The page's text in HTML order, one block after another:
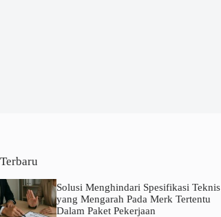
Terbaru
Solusi Menghindari Spesifikasi Teknis
yang Mengarah Pada Merk Tertentu
Dalam Paket Pekerjaan